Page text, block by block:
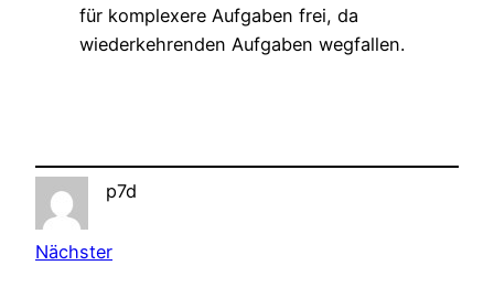
für komplexere Aufgaben frei, da
wiederkehrenden Aufgaben wegfallen.
p7d
Nächster